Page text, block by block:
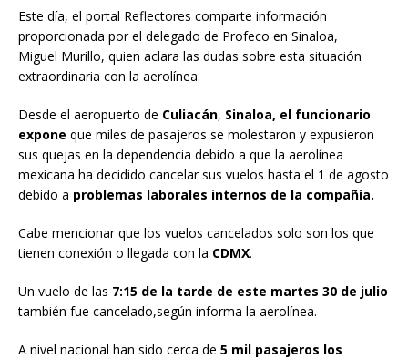
Este día, el portal Reflectores comparte información
proporcionada por el delegado de Profeco en Sinaloa,
Miguel Murillo, quien aclara las dudas sobre esta situación
extraordinaria con la aerolínea.
Desde el aeropuerto de Culiacán, Sinaloa, el funcionario
expone que miles de pasajeros se molestaron y expusieron
sus quejas en la dependencia debido a que la aerolínea
mexicana ha decidido cancelar sus vuelos hasta el 1 de agosto
debido a problemas laborales internos de la compañía.
Cabe mencionar que los vuelos cancelados solo son los que
tienen conexión o llegada con la CDMX.
Un vuelo de las 7:15 de la tarde de este martes 30 de julio
también fue cancelado,según informa la aerolínea.
A nivel nacional han sido cerca de 5 mil pasajeros los